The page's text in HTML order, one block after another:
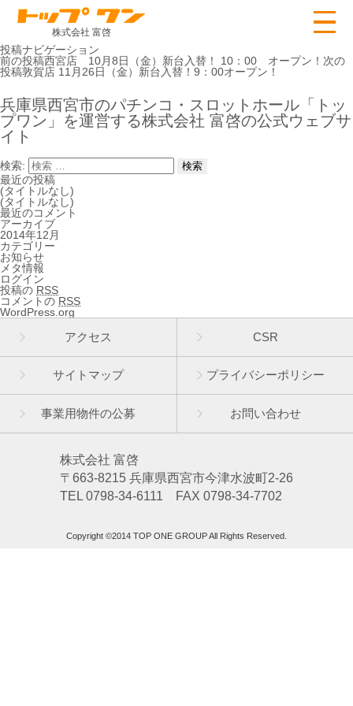
株式会社 富啓
投稿ナビゲーション
前の投稿西宮店 10月8日（金）新台入替！ 10：00 オープン！ 次の
投稿敦賀店 11月26日（金）新台入替！9：00オープン！
兵庫県西宮市のパチンコ・スロットホール「トッ
プワン」を運営する株式会社 富啓の公式ウェブサ
イト
検索:
最近の投稿
(タイトルなし)
(タイトルなし)
最近のコメント
アーカイブ
2014年12月
カテゴリー
お知らせ
メタ情報
ログイン
投稿の RSS
コメントの RSS
WordPress.org
アクセス
CSR
サイトマップ プライバシーポリシー
株式会社 富啓
〒663-8215 兵庫県西宮市今津水波町2-26
TEL 0798-34-6111 FAX 0798-34-7702
事業用物件の公募 お問い合わせ
Copyright ©2014 TOP ONE GROUP All Rights Reserved.